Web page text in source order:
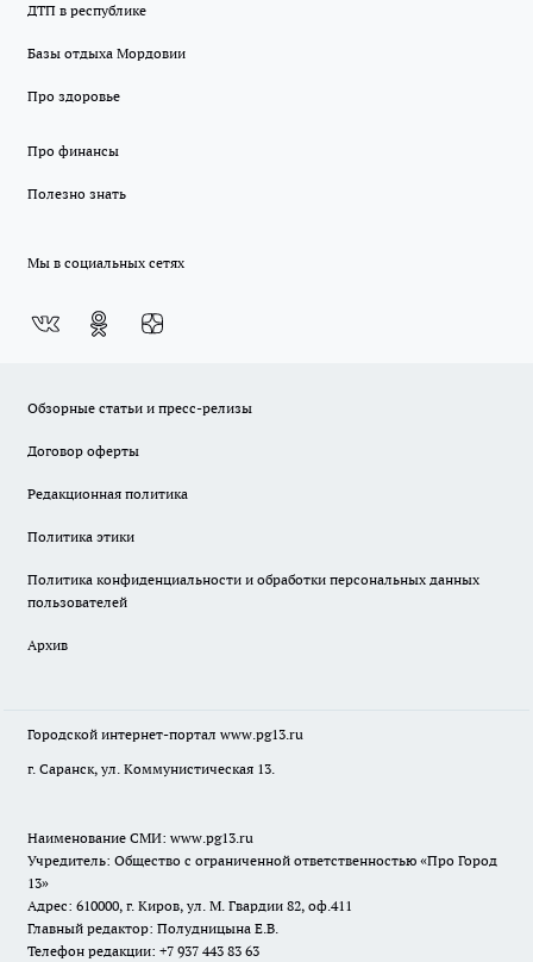
ДТП в республике
Базы отдыха Мордовии
Про здоровье
Про финансы
Полезно знать
Мы в социальных сетях
Обзорные статьи и пресс-релизы
Договор оферты
Редакционная политика
Политика этики
Политика конфиденциальности и обработки персональных данных
пользователей
Архив
Городской интернет-портал www.pg13.ru
г. Саранск, ул. Коммунистическая 13.
Наименование СМИ: www.pg13.ru
Учредитель: Общество с ограниченной ответственностью «Про Город
13»
Адрес: 610000, г. Киров, ул. М. Гвардии 82, оф.411
Главный редактор: Полудницына Е.В.
Телефон редакции: +7 937 443 83 63